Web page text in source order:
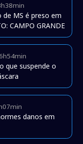
MS é preso em
CAMPO GRANDE
que suspende o
danos em